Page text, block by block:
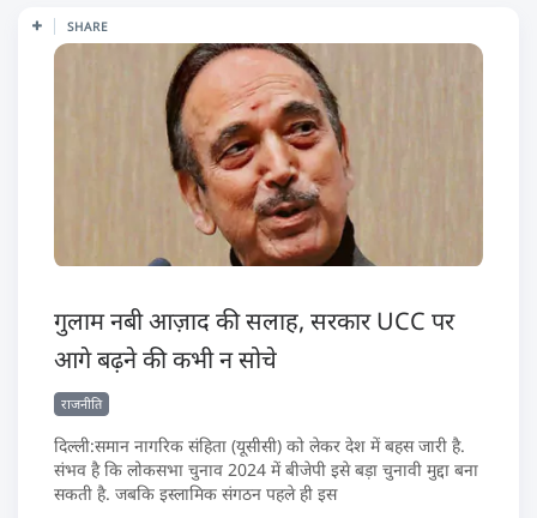
SHARE
गुलाम नबी आज़ाद की सलाह, सरकार UCC पर
आगे बढ़ने की कभी न सोचे
राजनीति
दिल्ली:समान नागरिक संहिता (यूसीसी) को लेकर देश में बहस जारी है.
संभव है कि लोकसभा चुनाव 2024 में बीजेपी इसे बड़ा चुनावी मुद्दा बना
सकती है. जबकि इस्लामिक संगठन पहले ही इस